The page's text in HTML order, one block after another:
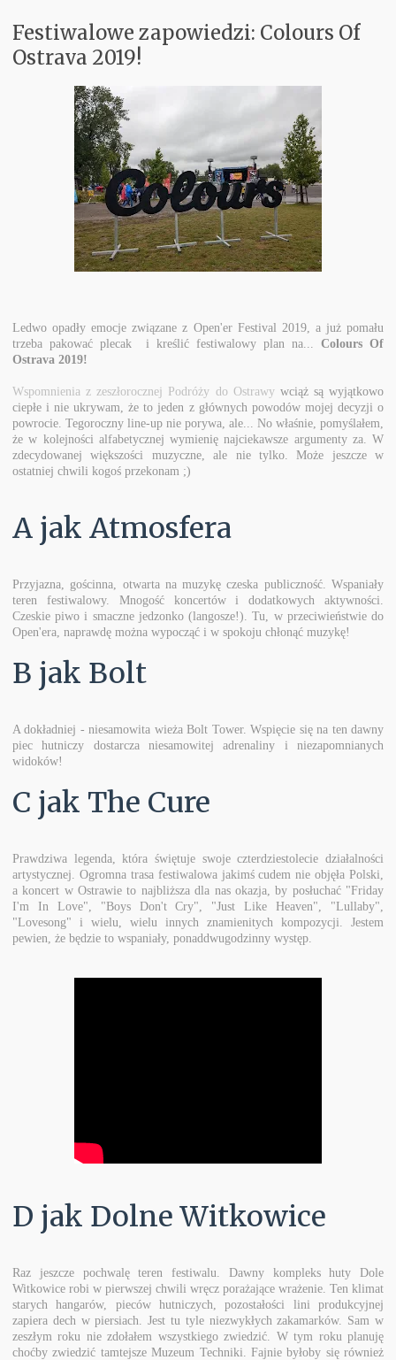
Koncerty
Aktualnie w Głośnikach
Recenzje
PM Odkrywają
Subiektywnie
Kontakt
Festiwalowe zapowiedzi: Colours Of
Ostrava 2019!
Ledwo opadły emocje związane z Open'er Festival 2019, a już pomału
trzeba pakować plecak i kreślić festiwalowy plan na... Colours Of
Ostrava 2019!
Wspomnienia z zeszłorocznej Podróży do Ostrawy wciąż są wyjątkowo
ciepłe i nie ukrywam, że to jeden z głównych powodów mojej decyzji o
powrocie. Tegoroczny line-up nie porywa, ale... No właśnie, pomyślałem,
że w kolejności alfabetycznej wymienię najciekawsze argumenty za. W
zdecydowanej większości muzyczne, ale nie tylko. Może jeszcze w
ostatniej chwili kogoś przekonam ;)
A jak Atmosfera
Przyjazna, gościnna, otwarta na muzykę czeska publiczność. Wspaniały
teren festiwalowy. Mnogość koncertów i dodatkowych aktywności.
Czeskie piwo i smaczne jedzonko (langosze!). Tu, w przeciwieństwie do
Open'era, naprawdę można wypocząć i w spokoju chłonąć muzykę!
B jak Bolt
A dokładniej - niesamowita wieża Bolt Tower. Wspięcie się na ten dawny
piec hutniczy dostarcza niesamowitej adrenaliny i niezapomnianych
widoków!
C jak The Cure
Prawdziwa legenda, która świętuje swoje czterdziestolecie działalności
artystycznej. Ogromna trasa festiwalowa jakimś cudem nie objęła Polski,
a koncert w Ostrawie to najbliższa dla nas okazja, by posłuchać "Friday
I'm In Love", "Boys Don't Cry", "Just Like Heaven", "Lullaby",
"Lovesong" i wielu, wielu innych znamienitych kompozycji. Jestem
pewien, że będzie to wspaniały, ponaddwugodzinny występ.
D jak Dolne Witkowice
Raz jeszcze pochwalę teren festiwalu. Dawny kompleks huty Dole
Witkowice robi w pierwszej chwili wręcz porażające wrażenie. Ten klimat
starych hangarów, pieców hutniczych, pozostałości lini produkcyjnej
zapiera dech w piersiach. Jest tu tyle niezwykłych zakamarków. Sam w
zeszłym roku nie zdołałem wszystkiego zwiedzić. W tym roku planuję
choćby zwiedzić tamtejsze Muzeum Techniki. Fajnie byłoby się również